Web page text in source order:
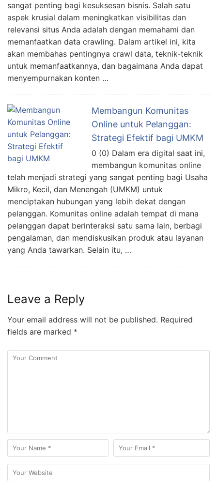
sangat penting bagi kesuksesan bisnis. Salah satu
aspek krusial dalam meningkatkan visibilitas dan
relevansi situs Anda adalah dengan memahami dan
memanfaatkan data crawling. Dalam artikel ini, kita
akan membahas pentingnya crawl data, teknik-teknik
untuk memanfaatkannya, dan bagaimana Anda dapat
menyempurnakan konten …
Membangun Komunitas
Online untuk Pelanggan:
Strategi Efektif bagi UMKM
0 (0) Dalam era digital saat ini,
membangun komunitas online
telah menjadi strategi yang sangat penting bagi Usaha
Mikro, Kecil, dan Menengah (UMKM) untuk
menciptakan hubungan yang lebih dekat dengan
pelanggan. Komunitas online adalah tempat di mana
pelanggan dapat berinteraksi satu sama lain, berbagi
pengalaman, dan mendiskusikan produk atau layanan
yang Anda tawarkan. Selain itu, …
Leave a Reply
Your email address will not be published. Required
fields are marked *